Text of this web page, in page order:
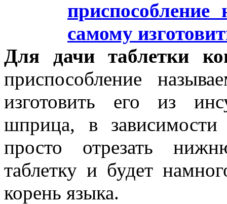
Для дачи таблетки
приспособление
изготовить его из
шприца, в
просто отрезать
таблетку и будет
корень языка.